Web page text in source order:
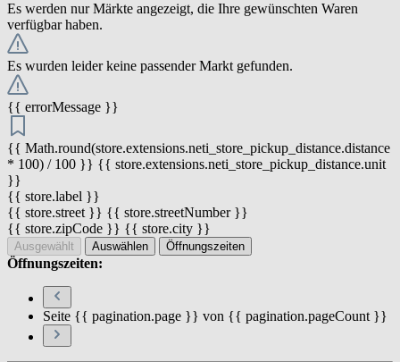
Es werden nur Märkte angezeigt, die Ihre gewünschten Waren
verfügbar haben.
Es wurden leider keine passender Markt gefunden.
{{ errorMessage }}
{{ Math.round(store.extensions.neti_store_pickup_distance.distance
* 100) / 100 }} {{ store.extensions.neti_store_pickup_distance.unit
}}
{{ store.label }}
{{ store.street }} {{ store.streetNumber }}
{{ store.zipCode }} {{ store.city }}
Ausgewählt Auswählen Öffnungszeiten
Öffnungszeiten:
Seite {{ pagination.page }} von {{ pagination.pageCount }}